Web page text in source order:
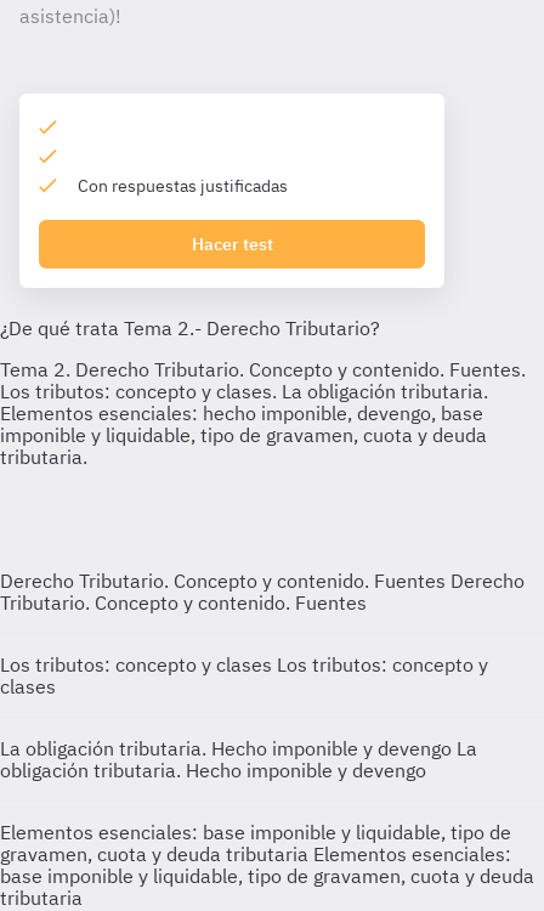
asistencia)!
Con respuestas justificadas
Hacer test
Derecho Tributario. Concepto y contenido. Fuentes Derecho
Tributario. Concepto y contenido. Fuentes
Los tributos: concepto y clases Los tributos: concepto y
clases
La obligación tributaria. Hecho imponible y devengo La
obligación tributaria. Hecho imponible y devengo
Elementos esenciales: base imponible y liquidable, tipo de
gravamen, cuota y deuda tributaria Elementos esenciales:
base imponible y liquidable, tipo de gravamen, cuota y deuda
tributaria